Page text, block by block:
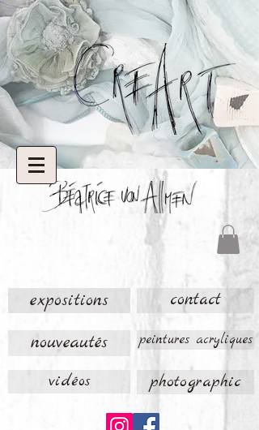
expositions contact
nouveautés peintures acryliques
vidéos photographic